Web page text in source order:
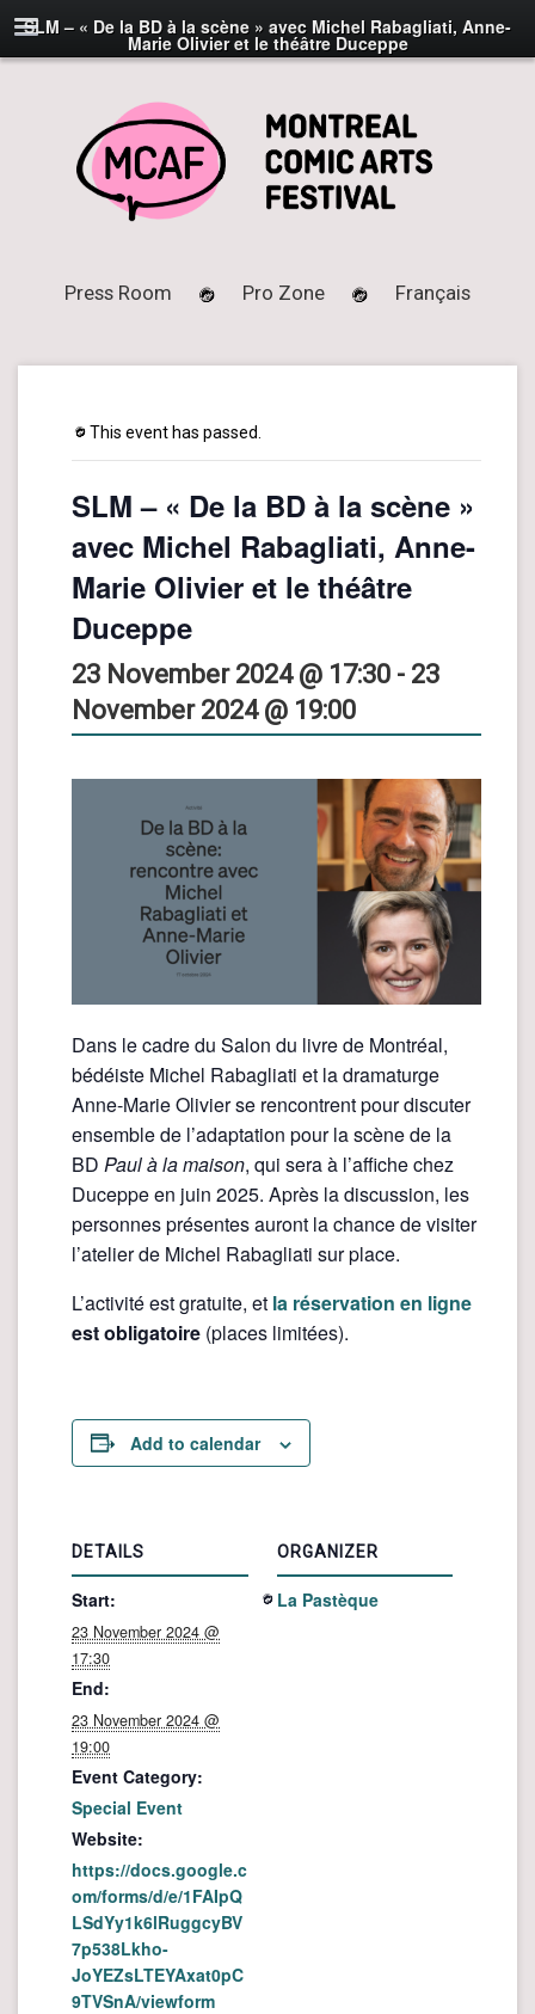
SLM – « De la BD à la scène » avec Michel Rabagliati, Anne-
Marie Olivier et le théâtre Duceppe
Press Room Pro Zone Français
This event has passed.
SLM – « De la BD à la scène »
avec Michel Rabagliati, Anne-
Marie Olivier et le théâtre
Duceppe
23 November 2024 @ 17:30 - 23
November 2024 @ 19:00
Dans le cadre du Salon du livre de Montréal,
bédéiste Michel Rabagliati et la dramaturge
Anne-Marie Olivier se rencontrent pour discuter
ensemble de l’adaptation pour la scène de la
BD Paul à la maison, qui sera à l’affiche chez
Duceppe en juin 2025. Après la discussion, les
personnes présentes auront la chance de visiter
l’atelier de Michel Rabagliati sur place.
L’activité est gratuite, et la réservation en ligne
est obligatoire (places limitées).
Add to calendar
DETAILS
Start:
23 November 2024 @
17:30
End:
23 November 2024 @
19:00
Event Category:
Special Event
Website:
https://docs.google.c
om/forms/d/e/1FAIpQ
LSdYy1k6lRuggcyBV
7p538Lkho-
JoYEZsLTEYAxat0pC
9TVSnA/viewform
ORGANIZER
La Pastèque